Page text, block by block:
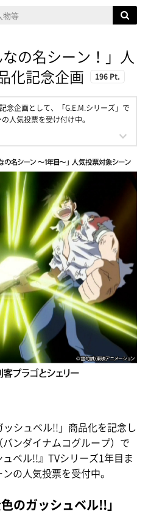
なの名シーン！」人
化記念企画
196 Pt.
念企画として、「G.E.M.シリーズ」で
人気投票を受け付け中。
ッシュベル!!」商品化を記念し
ンダイナムコグループ）で
ベル!!』TVシリーズ1年目ま
の人気投票を受付中。
のガッシュベル!!」